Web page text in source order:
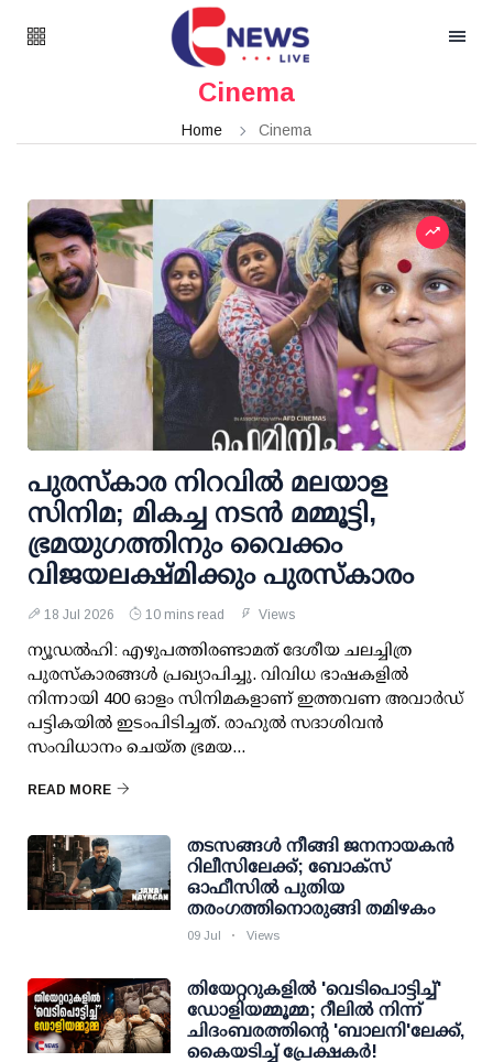
Cinema
Home Cinema
പുരസ്കാര നിറവിൽ മലയാള
സിനിമ; മികച്ച നടൻ മമ്മൂട്ടി,
ഭ്രമയുഗത്തിനും വൈക്കം
വിജയലക്ഷ്മിക്കും പുരസ്‌കാരം
18 Jul 2026 10 mins read Views
ന്യൂഡൽഹി: ‌എഴുപത്തിരണ്ടാമത് ദേശീയ ചലച്ചിത്ര
പുരസ്കാരങ്ങൾ പ്രഖ്യാപിച്ചു. വിവിധ ഭാഷകളിൽ
നിന്നായി 400 ഓളം സിനിമകളാണ് ഇത്തവണ അവാർഡ്
പട്ടികയിൽ ഇടംപിടിച്ചത്. രാഹുൽ സദാശിവൻ
സംവിധാനം ചെയ്ത ഭ്രമയ...
READ MORE
തടസങ്ങള്‍ നീങ്ങി ജനനായകന്‍
റിലീസിലേക്ക്; ബോക്‌സ്
ഓഫീസില്‍ പുതിയ
തരംഗത്തിനൊരുങ്ങി തമിഴകം
09 Jul Views
തിയേറ്ററുകളിൽ 'വെടിപൊട്ടിച്ച്'
ഡോളിയമ്മൂമ്മ; റീലിൽ നിന്ന്
ചിദംബരത്തിന്റെ 'ബാലനി'ലേക്ക്,
കൈയടിച്ച് പ്രേക്ഷകർ!